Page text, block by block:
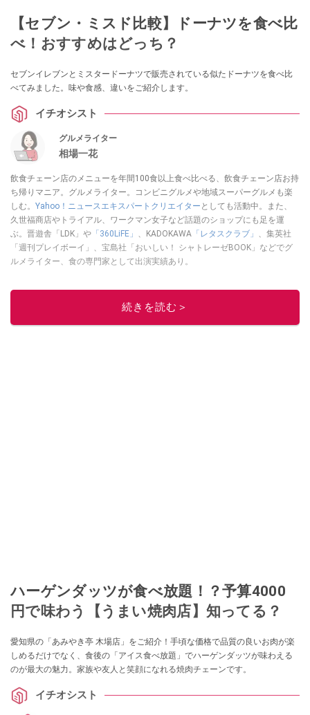
【セブン・ミスド比較】ドーナツを食べ比
べ！おすすめはどっち？
セブンイレブンとミスタードーナツで販売されている似たドーナツを食べ比
べてみました。味や食感、違いをご紹介します。
イチオシスト
グルメライター
相場一花
飲食チェーン店のメニューを年間100食以上食べ比べる、飲食チェーン店お持
ち帰りマニア。グルメライター。コンビニグルメや地域スーパーグルメも楽
しむ。 Yahoo！ニュースエキスパートクリエイター としても活動中。また、
久世福商店やトライアル、ワークマン女子など話題のショップにも足を運
ぶ。晋遊舎「LDK」や 「360LiFE」 、KADOKAWA 「レタスクラブ」
、集英社
「週刊プレイボーイ」、宝島社「おいしい！ シャトレーゼBOOK」などでグ
ルメライター、食の専門家として出演実績あり。
続きを読む＞
ハーゲンダッツが食べ放題！？予算4000
円で味わう【うまい焼肉店】知ってる？
愛知県の「あみやき亭 木場店」をご紹介！手頃な価格で品質の良いお肉が楽
しめるだけでなく、食後の「アイス食べ放題」でハーゲンダッツが味わえる
のが最大の魅力。家族や友人と笑顔になれる焼肉チェーンです。
イチオシスト